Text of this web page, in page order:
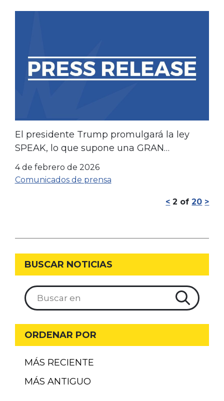
El presidente Trump promulgará la ley
SPEAK, lo que supone una GRAN
VICTORIA para millones de latinos.
4 de febrero de 2026
Comunicados de prensa
< 2 of 20 >
BUSCAR NOTICIAS
ORDENAR POR
MÁS RECIENTE
MÁS ANTIGUO